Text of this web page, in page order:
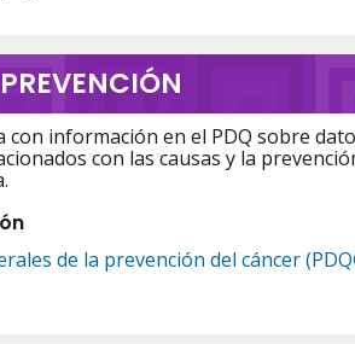
con información en el PDQ sobre
con las causas y la
de la prevención del cáncer